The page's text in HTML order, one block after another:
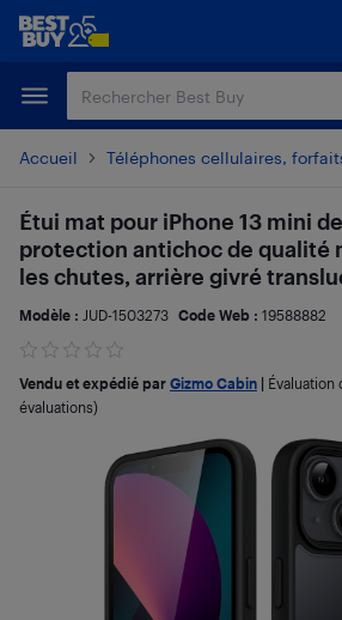
Passer
principal
Passer
Accueil Téléphones cellulaires,
Étui mat pour iPhone 13 mini
protection antichoc de qualité
les chutes, arrière givré
Modèle : JUD-1503273 Code Web : 19588882
Vendu et expédié par Gizmo Cabin Évaluation
évaluations)